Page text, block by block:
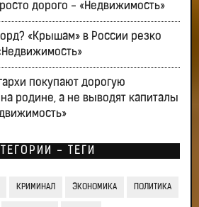
дорого - «Недвижимость»
«Крышам» в России резко
покупают дорогую
родине, а не выводят капиталы
- ТЕГИ
КРИМИНАЛ ЭКОНОМИКА ПОЛИТИКА